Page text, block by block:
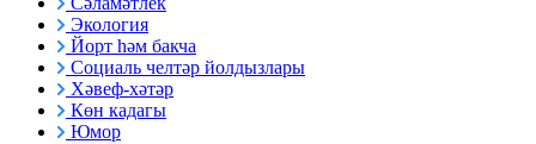
Экология
Йорт һәм бакча
Социаль челтәр йолдызлары
Хәвеф-хәтәр
Көн кадагы
Юмор